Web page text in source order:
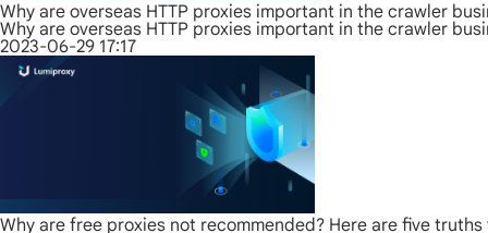
Why are overseas HTTP proxies important in the crawler
Why are overseas HTTP proxies important in the crawler
2023-06-29 17:17
Why are free proxies not recommended? Here are five truths